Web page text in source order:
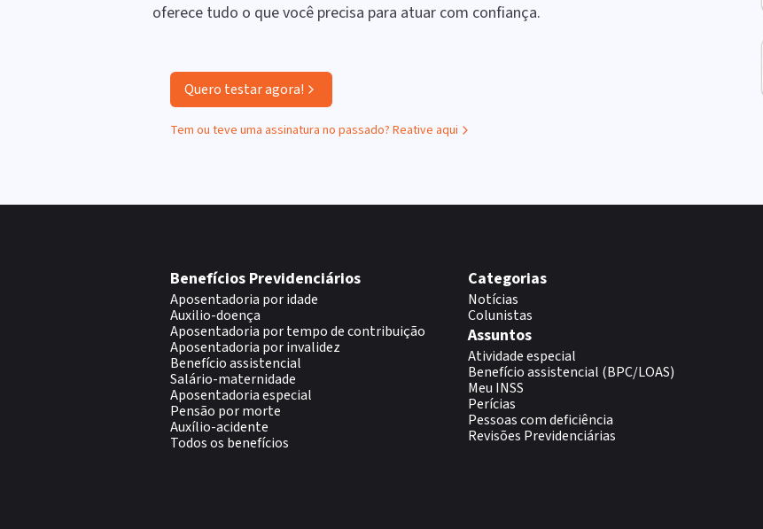
oferece tudo o que você precisa para atuar com confiança.
Quero testar agora!
Tem ou teve uma assinatura no passado? Reative aqui
Benefícios Previdenciários
Aposentadoria por idade
Auxilio-doença
Aposentadoria por tempo de contribuição
Aposentadoria por invalidez
Benefício assistencial
Salário-maternidade
Aposentadoria especial
Pensão por morte
Auxílio-acidente
Todos os benefícios
Categorias
Notícias
Colunistas
Assuntos
Atividade especial
Benefício assistencial (BPC/LOAS)
Meu INSS
Perícias
Pessoas com deficiência
Revisões Previdenciárias